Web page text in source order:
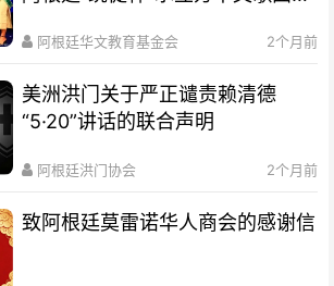
阿根廷华文教育基金会 2个月前
美洲洪门关于严正谴责赖清德
“5·20”讲话的联合声明
阿根廷洪门协会 2个月前
致阿根廷莫雷诺华人商会的感谢信